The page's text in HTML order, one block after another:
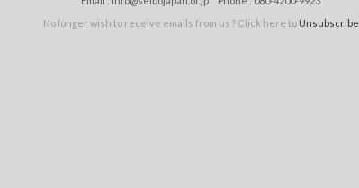
No longer wish to receive emails from us ? Click here to Unsubscribe